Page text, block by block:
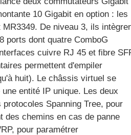
gratuite
10 Gigabit en option : les
De niveau 3, ils
ports dont quatre ComboG
cuivre RJ 45 et fibre
permettent d'empiler
huit). Le châssis virtuel se
entité IP unique. Les deux
Spanning Tree, pour
des chemins en cas de panne
pour paramétrer